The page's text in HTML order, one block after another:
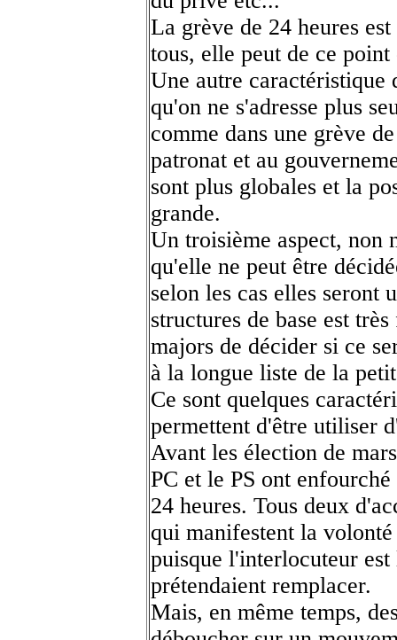
La grève de 24 heures
tous, elle peut de ce
Une autre caractéristique
qu'on ne s'adresse plus
comme dans une grève
patronat et au
sont plus globales et la
grande.
Un troisième aspect, non
qu'elle ne peut être
selon les cas elles seront
structures de base est
majors de décider si ce
à la longue liste de la
Ce sont quelques
permettent d'être utiliser
Avant les élection de
PC et le PS ont
24 heures. Tous deux
qui manifestent la
puisque l'interlocuteur
prétendaient remplacer.
Mais, en même temps,